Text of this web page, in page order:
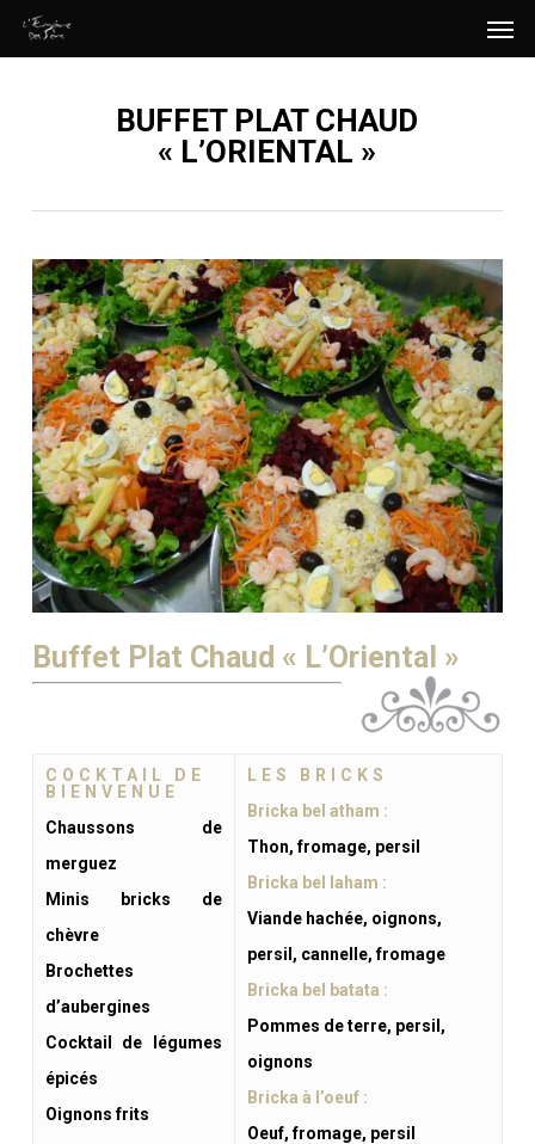
Skip
to
BUFFET PLAT CHAUD
« L’ORIENTAL »
Buffet Plat Chaud « L’Oriental »
COCKTAIL DE
BIENVENUE
Chaussons de
merguez
Minis bricks de
chèvre
Brochettes
d’aubergines
Cocktail de légumes
épicés
Oignons frits
LES BRICKS
Bricka bel atham :
Thon, fromage, persil
Bricka bel laham :
Viande hachée, oignons,
persil, cannelle, fromage
Bricka bel batata :
Pommes de terre, persil,
oignons
Bricka à l’oeuf :
Oeuf, fromage, persil
Menu